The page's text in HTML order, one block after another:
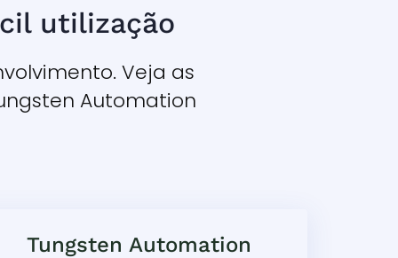
utilização
Veja as
Automation
Tungsten Automation